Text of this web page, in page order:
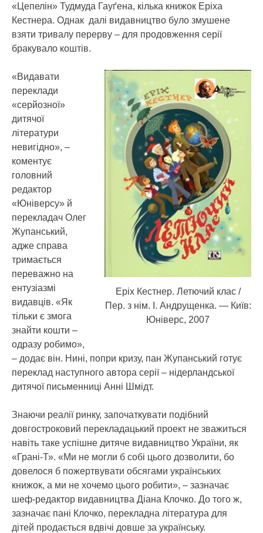
«Цепелін» Тудмуда Гауґена, кілька книжок Еріха
Кестнера. Однак далі видавництво було змушене
взяти тривалу перерву – для продовження серії
бракувало коштів.
Еріх Кестнер. Летючий клас /
Пер. з нім. І. Андрущенка. — Київ:
Юніверс, 2007
«Видавати
переклади
«серйозної»
дитячої
літератури
невигідно», –
коментує
головний
редактор
«Юніверсу» й
перекладач Олег
Жупанський,
адже справа
тримається
переважно на
ентузіазмі
видавців. «Як
тільки є змога
знайти кошти –
одразу робимо»,
– додає він. Нині, попри кризу, пан Жупанський готує
переклад наступного автора серії – нідерландської
дитячої письменниці Анні Шмідт.
Знаючи реалії ринку, започаткувати подібний
довгостроковий перекладацький проект не зважиться
навіть таке успішне дитяче видавництво України, як
«Грані-Т». «Ми не могли б собі цього дозволити, бо
довелося б пожертвувати обсягами українських
книжок, а ми не хочемо цього робити», – зазначає
шеф-редактор видавництва Діана Клочко. До того ж,
зазначає пані Клочко, перекладна література для
дітей продається вдвічі довше за українську.